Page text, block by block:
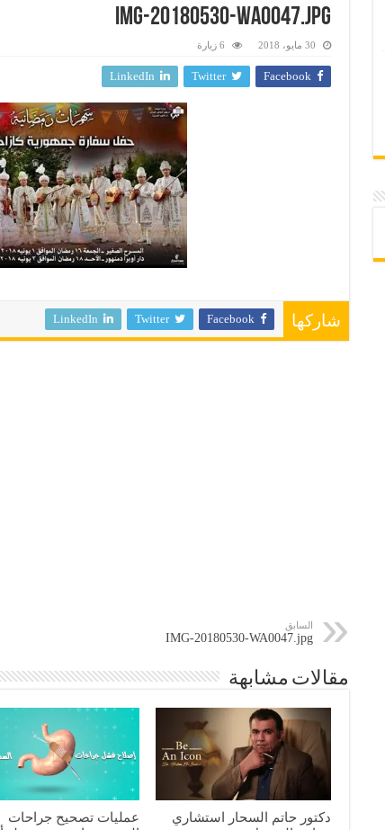
IMG-20180530-WA0047.jpg
30 مايو، 2018 6 زيارة
Facebook
Twitter
LinkedIn
شاركها Facebook
Twitter
LinkedIn
السابق
IMG-20180530-WA0047.jpg
مقالات مشابهة
دكتور حاتم السحار استشاري
عمليات تصحيح جراحات